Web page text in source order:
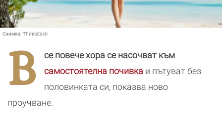
Снимка: Thinkstock
В
се повече хора се насочват към
самостоятелна почивка и пътуват без
половинката си, показва ново
проучване.